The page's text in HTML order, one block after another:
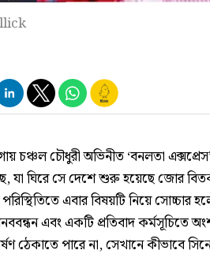
চঞ্চল চৌধুরী অভিনীত ‘বনলতা
যা ঘিরে সে দেশে শুরু হয়েছে জোর
এবার বিষয়টি নিয়ে সোচ্চার
এবং একটি প্রতিবাদ কর্মসূচিতে
ঠেকাতে পারে না, সেখানে কীভাবে